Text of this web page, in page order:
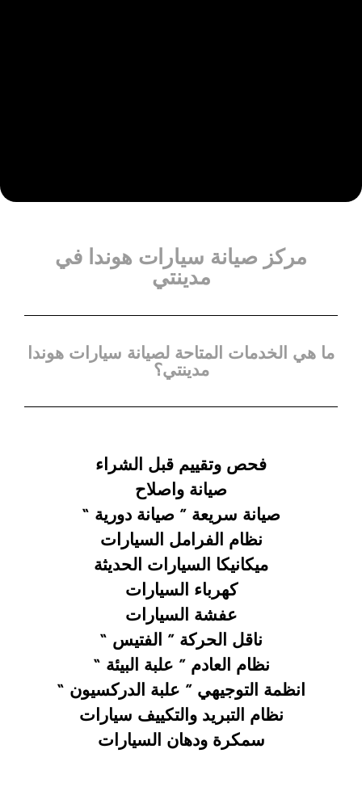
مركز صيانة سيارات هوندا في
مدينتي
ما هي الخدمات المتاحة لصيانة سيارات هوندا
مدينتي؟
فحص وتقييم قبل الشراء
صيانة واصلاح
صيانة سريعة ” صيانة دورية “
نظام الفرامل السيارات
ميكانيكا السيارات الحديثة
كهرباء السيارات
عفشة السيارات
ناقل الحركة ” الفتيس “
نظام العادم ” علبة البيئة “
انظمة التوجيهي ” علبة الدركسيون “
نظام التبريد والتكييف سيارات
سمكرة ودهان السيارات